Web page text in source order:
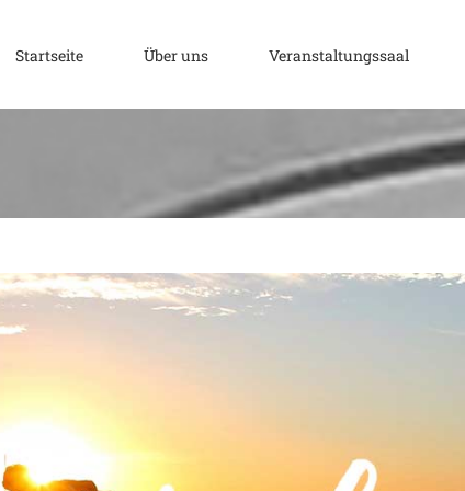
Startseite Über uns Veranstaltungssaal